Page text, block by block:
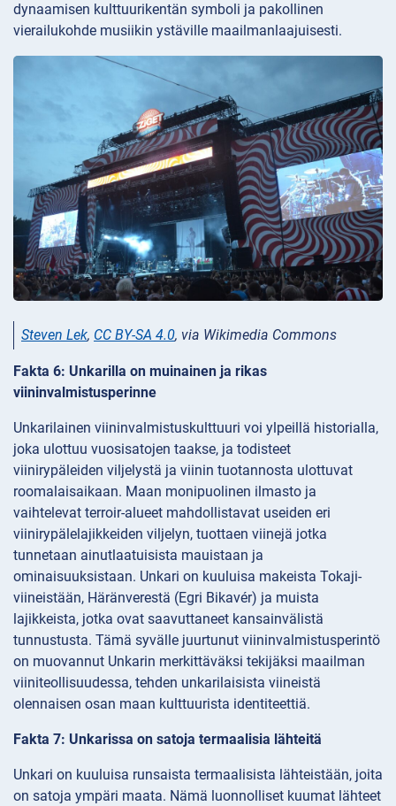
dynaamisen kulttuurikentän symboli ja pakollinen
vierailukohde musiikin ystäville maailmanlaajuisesti.
Steven Lek, CC BY-SA 4.0, via Wikimedia Commons
Fakta 6: Unkarilla on muinainen ja rikas
viininvalmistusperinne
Unkarilainen viininvalmistuskulttuuri voi ylpeillä historialla,
joka ulottuu vuosisatojen taakse, ja todisteet
viinirypäleiden viljelystä ja viinin tuotannosta ulottuvat
roomalaisaikaan. Maan monipuolinen ilmasto ja
vaihtelevat terroir-alueet mahdollistavat useiden eri
viinirypälelajikkeiden viljelyn, tuottaen viinejä jotka
tunnetaan ainutlaatuisista mauistaan ja
ominaisuuksistaan. Unkari on kuuluisa makeista Tokaji-
viineistään, Häränverestä (Egri Bikavér) ja muista
lajikkeista, jotka ovat saavuttaneet kansainvälistä
tunnustusta. Tämä syvälle juurtunut viininvalmistusperintö
on muovannut Unkarin merkittäväksi tekijäksi maailman
viiniteollisuudessa, tehden unkarilaisista viineistä
olennaisen osan maan kulttuurista identiteettiä.
Fakta 7: Unkarissa on satoja termaalisia lähteitä
Unkari on kuuluisa runsaista termaalisista lähteistään, joita
on satoja ympäri maata. Nämä luonnolliset kuumat lähteet